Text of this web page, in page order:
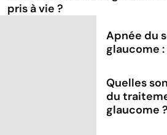
pris à vie ?
Apnée du
glaucome
Quelles
du
glaucome ?